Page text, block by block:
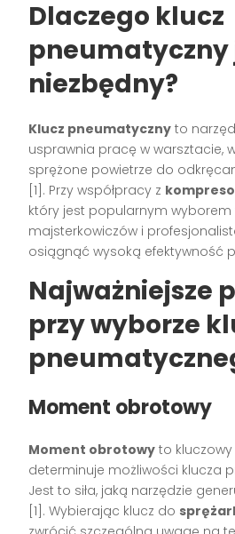
Dlaczego klucz
pneumatyczny
niezbędny?
Klucz pneumatyczny to
usprawnia pracę w warsztacie,
sprężone powietrze do
[1]. Przy współpracy z
który jest popularnym wyborem
majsterkowiczów i
osiągnąć wysoką efektywność
Najważniejsze
przy wyborze
Moment obrotowy
Moment obrotowy to
determinuje możliwości klucza
Jest to siła, jaką narzędzie
[1]. Wybierając klucz do